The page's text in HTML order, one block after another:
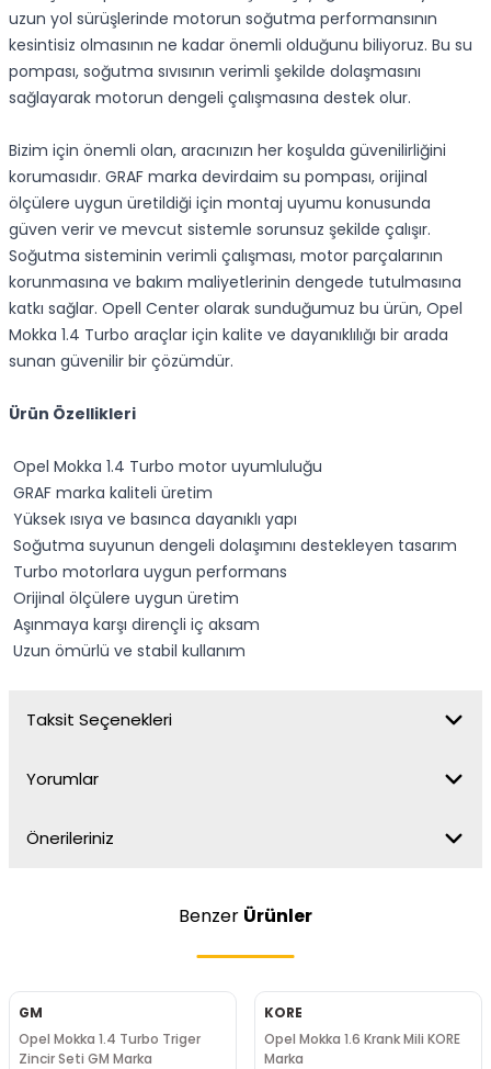
uzun yol sürüşlerinde motorun soğutma performansının
kesintisiz olmasının ne kadar önemli olduğunu biliyoruz. Bu su
pompası, soğutma sıvısının verimli şekilde dolaşmasını
sağlayarak motorun dengeli çalışmasına destek olur.
Bizim için önemli olan, aracınızın her koşulda güvenilirliğini
korumasıdır. GRAF marka devirdaim su pompası, orijinal
ölçülere uygun üretildiği için montaj uyumu konusunda
güven verir ve mevcut sistemle sorunsuz şekilde çalışır.
Soğutma sisteminin verimli çalışması, motor parçalarının
korunmasına ve bakım maliyetlerinin dengede tutulmasına
katkı sağlar. Opell Center olarak sunduğumuz bu ürün, Opel
Mokka 1.4 Turbo araçlar için kalite ve dayanıklılığı bir arada
sunan güvenilir bir çözümdür.
Ürün Özellikleri
Opel Mokka 1.4 Turbo motor uyumluluğu
GRAF marka kaliteli üretim
Yüksek ısıya ve basınca dayanıklı yapı
Soğutma suyunun dengeli dolaşımını destekleyen tasarım
Turbo motorlara uygun performans
Orijinal ölçülere uygun üretim
Aşınmaya karşı dirençli iç aksam
Uzun ömürlü ve stabil kullanım
Taksit Seçenekleri
Yorumlar
Önerileriniz
Benzer Ürünler
GM
Opel Mokka 1.4 Turbo Triger
Zincir Seti GM Marka
KORE
Opel Mokka 1.6 Krank Mili KORE
Marka